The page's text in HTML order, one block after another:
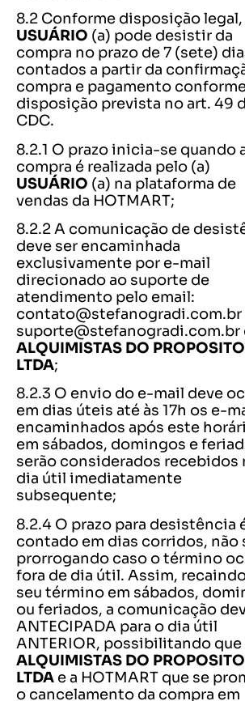
8.2 Conforme disposição legal,
USUÁRIO (a) pode desistir da
compra no prazo de 7 (sete)
contados a partir da
compra e pagamento
disposição prevista no art. 49
CDC.
8.2.1 O prazo inicia-se quando
compra é realizada pelo (a)
USUÁRIO (a) na plataforma de
vendas da HOTMART;
8.2.2 A comunicação de
deve ser encaminhada
exclusivamente por e-mail
direcionado ao suporte de
atendimento pelo email:
contato@stefanogradi.com.br
suporte@stefanogradi.com.br
ALQUIMISTAS DO PROPOSITO
LTDA;
8.2.3 O envio do e-mail deve
em dias úteis até às 17h os e-
encaminhados após este
em sábados, domingos e
serão considerados recebidos
dia útil imediatamente
subsequente;
8.2.4 O prazo para desistência
contado em dias corridos, não
prorrogando caso o término
fora de dia útil. Assim,
seu término em sábados,
ou feriados, a comunicação
ANTECIPADA para o dia útil
ANTERIOR, possibilitando que
ALQUIMISTAS DO PROPOSITO
LTDA e a HOTMART que se
o cancelamento da compra em